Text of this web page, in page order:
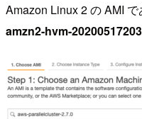
Amazon Linux 2 の AMI
amzn2-hvm-